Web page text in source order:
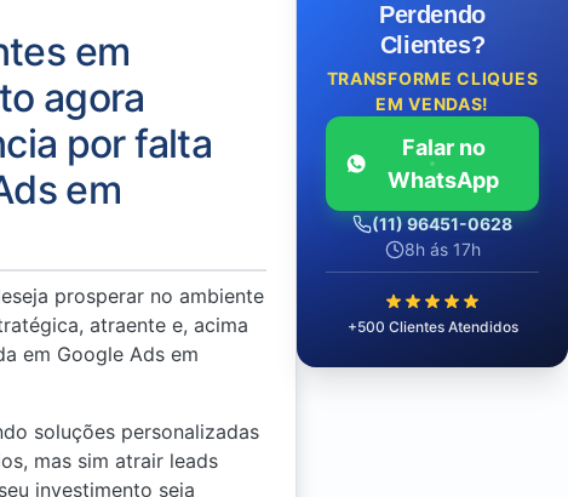
em
agora
por falta
em
prosperar no ambiente
atraente e, acima
em Google Ads em
soluções personalizadas
mas sim atrair leads
investimento seja
Perdendo
Clientes?
TRANSFORME CLIQUES
EM VENDAS!
Falar no
WhatsApp
(11) 96451-0628
8h ás 17h
+500 Clientes Atendidos